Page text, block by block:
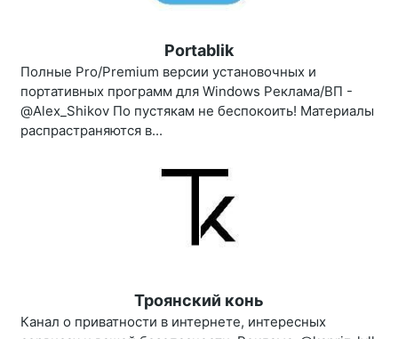
Portablik
Полные Pro/Premium версии установочных и
портативных программ для Windows Реклама/ВП -
@Alex_Shikov По пустякам не беспокоить! Материалы
распрастраняются в...
Троянский конь
Канал о приватности в интернете, интересных